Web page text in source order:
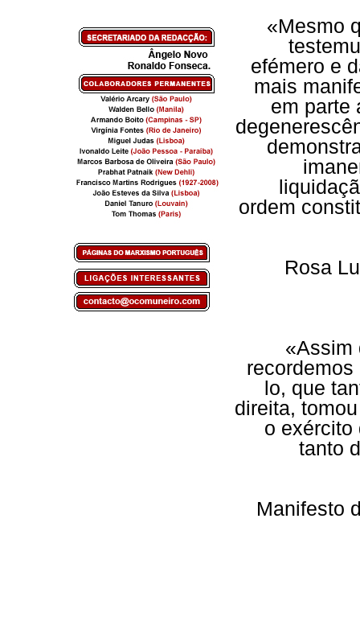
«Mesmo
efémero e
mais
em parte
ordem
Rosa
«Assim
lo, que
direita,
o exército
tanto
Manifesto